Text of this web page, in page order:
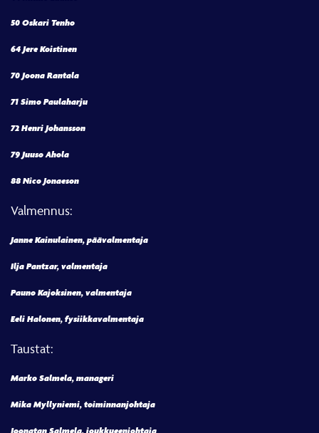
50 Oskari Tenho
64 Jere Koistinen
70 Joona Rantala
71 Simo Paulaharju
72 Henri Johansson
79 Juuso Ahola
88 Nico Jonaeson
Valmennus:
Janne Kainulainen, päävalmentaja
Ilja Pantzar, valmentaja
Pauno Kajoksinen, valmentaja
Eeli Halonen, fysiikkavalmentaja
Taustat:
Marko Salmela, manageri
Mika Myllyniemi, toiminnanjohtaja
Joonatan Salmela, joukkueenjohtaja